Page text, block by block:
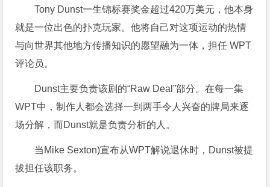
Tony Dunst一生锦标赛奖金超过420万美元，他本身
就是一位出色的扑克玩家。他将自己对这项运动的热情
与向世界其他地方传播知识的愿望融为一体，担任 WPT
评论员。
Dunst主要负责该剧的“Raw Deal”部分。在每一集
WPT中，制作人都会选择一到两手令人兴奋的牌局来逐
场分解，而Dunst就是负责分析的人。
当Mike Sexton)宣布从WPT解说退休时，Dunst被提
拔担任该职务。